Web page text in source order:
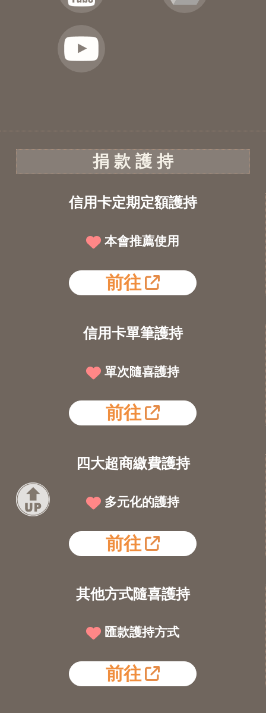
捐 款 護 持
信用卡定期定額護持
本會推薦使用
前往
信用卡單筆護持
單次隨喜護持
前往
四大超商繳費護持
多元化的護持
前往
其他方式隨喜護持
匯款護持方式
前往